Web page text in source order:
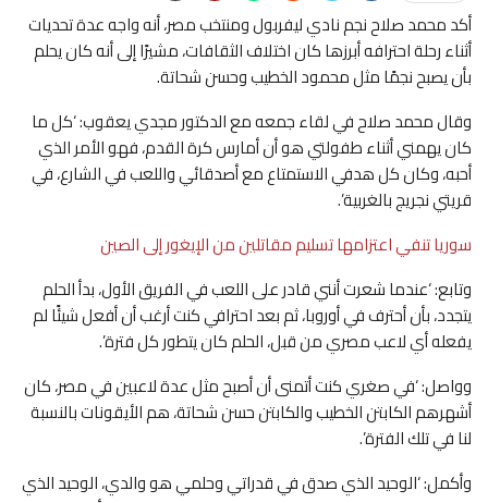
أكد محمد صلاح نجم نادي ليفربول ومنتخب مصر، أنه واجه عدة تحديات
أثناء رحلة احترافه أبرزها كان اختلاف الثقافات، مشيرًا إلى أنه كان يحلم
بأن يصبح نجمًا مثل محمود الخطيب وحسن شحاتة.
وقال محمد صلاح في لقاء جمعه مع الدكتور مجدي يعقوب: ‘كل ما
كان يهمني أثناء طفولتي هو أن أمارس كرة القدم، فهو الأمر الذي
أحبه، وكان كل هدفي الاستمتاع مع أصدقائي واللعب في الشارع، في
قريتي نجريج بالغربية’.
سوريا تنفي اعتزامها تسليم مقاتلين من الإيغور إلى الصين
وتابع: ‘عندما شعرت أنني قادر على اللعب في الفريق الأول، بدأ الحلم
يتجدد، بأن أحترف في أوروبا، ثم بعد احترافي كنت أرغب أن أفعل شيئًا لم
يفعله أي لاعب مصري من قبل، الحلم كان يتطور كل فترة’.
وواصل: ‘في صغري كنت أتمنى أن أصبح مثل عدة لاعبين في مصر، كان
أشهرهم الكابتن الخطيب والكابتن حسن شحاتة، هم الأيقونات بالنسبة
لنا في تلك الفترة’.
وأكمل: ‘الوحيد الذي صدق في قدراتي وحلمي هو والدي، الوحيد الذي